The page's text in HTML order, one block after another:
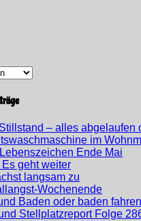
– alles abgelaufen
im
Ende Mai
geht weiter
langsam zu
Wochenende
Baden oder baden fahren
Stellplatzreport Folge